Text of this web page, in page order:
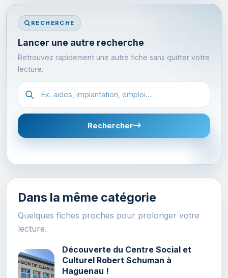
RECHERCHE
Lancer une autre recherche
Retrouvez rapidement une autre fiche sans quitter votre
lecture.
Recherche dans les fiches
Rechercher
Dans la même catégorie
Quelques fiches proches pour prolonger votre
lecture.
Découverte du Centre Social et
Culturel Robert Schuman à
Haguenau !